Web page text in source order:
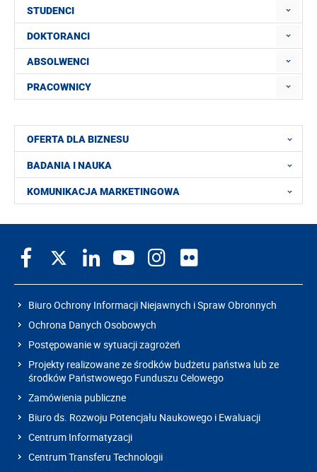
STUDENCI
DOKTORANCI
ABSOLWENCI
PRACOWNICY
OFERTA DLA BIZNESU
BADANIA I NAUKA
KOMUNIKACJA MARKETINGOWA
Biuro Ochrony Informacji Niejawnych i Spraw Obronnych
Ochrona Danych Osobowych
Postępowanie w sytuacji zagrożeń
Projekty realizowane ze środków budżetu państwa lub ze
środków Państwowego Funduszu Celowego
Zamówienia publiczne
Biuro ds. Rozwoju Potencjału Naukowego i Ewaluacji
Centrum Informatyzacji
Centrum Transferu Technologii